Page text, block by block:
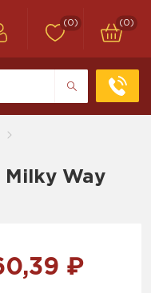
(0) (0)
Way
₽